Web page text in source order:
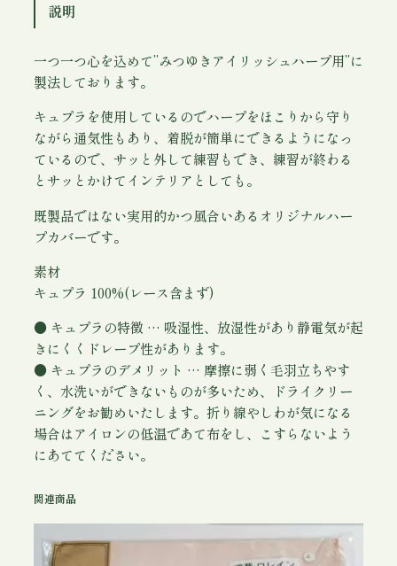
華
・
ロ
レ
イ
ン
②
個
説明
一つ一つ心を込めて”みつゆきアイリッシュハープ用”に
製法しております。
キュプラを使用しているのでハープをほこりから守り
ながら通気性もあり、着脱が簡単にできるようになっ
ているので、サッと外して練習もでき、練習が終わる
とサッとかけてインテリアとしても。
既製品ではない実用的かつ風合いあるオリジナルハー
プカバーです。
素材
キュプラ 100%(レース含まず)
● キュプラの特徴 … 吸湿性、放湿性があり静電気が起
きにくくドレープ性があります。
● キュプラのデメリット … 摩擦に弱く毛羽立ちやす
く、水洗いができないものが多いため、ドライクリー
ニングをお勧めいたします。折り線やしわが気になる
場合はアイロンの低温であて布をし、こすらないよう
にあててください。
関連商品